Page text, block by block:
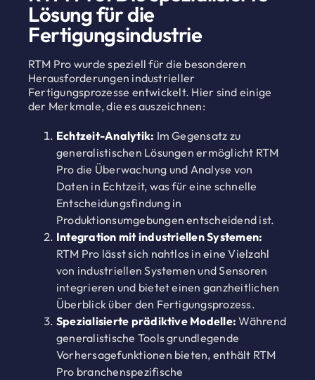
Lösung für die
Fertigungsindustrie
RTM Pro wurde speziell für die besonderen
Herausforderungen industrieller
Fertigungsprozesse entwickelt. Hier sind einige
der Merkmale, die es auszeichnen:
Echtzeit-Analytik: Im Gegensatz zu
generalistischen Lösungen ermöglicht RTM
Pro die Überwachung und Analyse von
Daten in Echtzeit, was für eine schnelle
Entscheidungsfindung in
Produktionsumgebungen entscheidend ist.
Integration mit industriellen Systemen:
RTM Pro lässt sich nahtlos in eine Vielzahl
von industriellen Systemen und Sensoren
integrieren und bietet einen ganzheitlichen
Überblick über den Fertigungsprozess.
Spezialisierte prädiktive Modelle: Während
generalistische Tools grundlegende
Vorhersagefunktionen bieten, enthält RTM
Pro branchenspezifische